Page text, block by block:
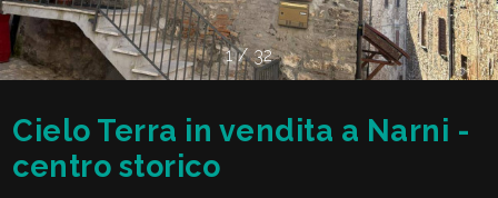
1 / 32
Cielo Terra in vendita a Narni -
centro storico
VALE
LA
CASA?
Provincia
Comune